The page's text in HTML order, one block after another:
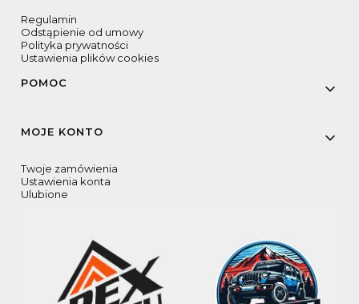
Regulamin
Odstąpienie od umowy
Polityka prywatności
Ustawienia plików cookies
POMOC
MOJE KONTO
Twoje zamówienia
Ustawienia konta
Ulubione